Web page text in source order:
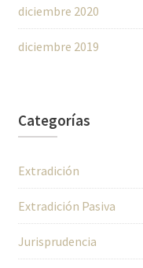
diciembre 2020
diciembre 2019
Categorías
Extradición
Extradición Pasiva
Jurisprudencia